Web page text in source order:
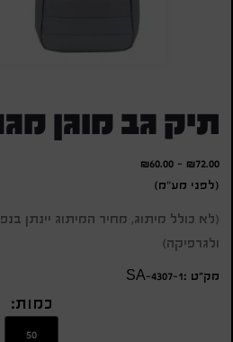
תיק גב מוגן
₪72.00
-
₪60.00
(לפני מע"מ)
(לא כולל מיתוג, מחיר המיתוג יינתן
ולגרפיקה)
מק״ט :SA-4307-1
כמות: